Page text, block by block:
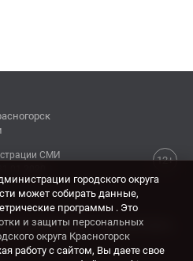
12+
СМИ
область, г. Красногорск,
городского округа
может собирать данные,
программы . Это
и защиты персональных
округа Красногорск
работу с сайтом, Вы даете свое